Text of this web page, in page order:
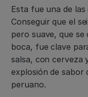
Esta fue una de las
Conseguir que el
pero suave, que se
boca, fue clave
salsa, con cerveza
explosión de sabor
peruano.